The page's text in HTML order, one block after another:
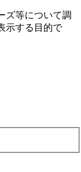
ズ等について調
⽰する⽬的で